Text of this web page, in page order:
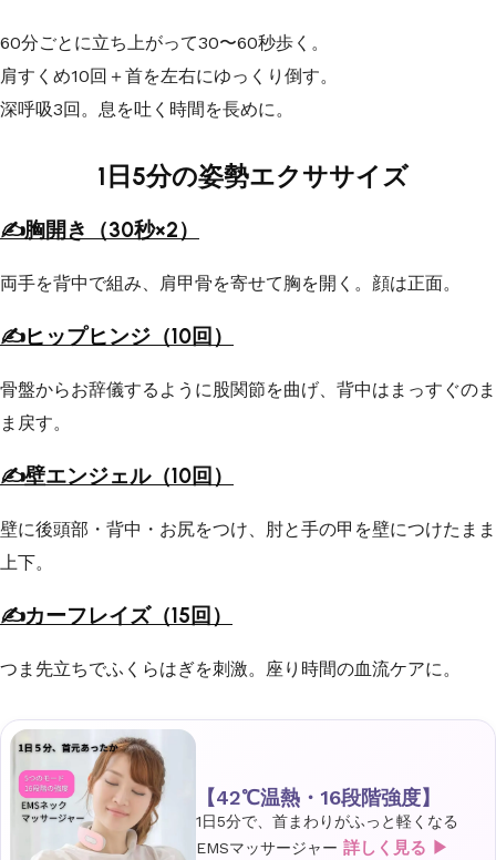
60分ごとに立ち上がって30〜60秒歩く。
肩すくめ10回＋首を左右にゆっくり倒す。
深呼吸3回。息を吐く時間を長めに。
1日5分の姿勢エクササイズ
胸開き（30秒×2）
両手を背中で組み、肩甲骨を寄せて胸を開く。顔は正面。
ヒップヒンジ（10回）
骨盤からお辞儀するように股関節を曲げ、背中はまっすぐのま
ま戻す。
壁エンジェル（10回）
壁に後頭部・背中・お尻をつけ、肘と手の甲を壁につけたまま
上下。
カーフレイズ（15回）
つま先立ちでふくらはぎを刺激。座り時間の血流ケアに。
【42℃温熱・16段階強度】
1日5分で、首まわりがふっと軽くなる
EMSマッサージャー 詳しく見る ▶